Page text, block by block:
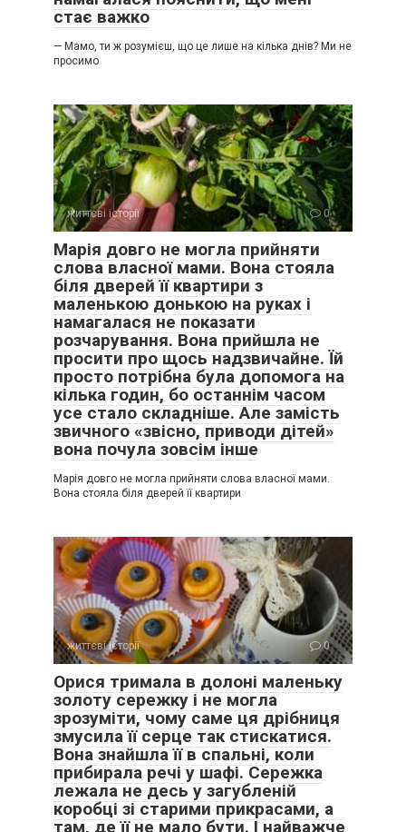
стає важко
— Мамо, ти ж розумієш, що це лише на кілька днів? Ми не
просимо
життєві історії 0
Марія довго не могла прийняти
слова власної мами. Вона стояла
біля дверей її квартири з
маленькою донькою на руках і
намагалася не показати
розчарування. Вона прийшла не
просити про щось надзвичайне. Їй
просто потрібна була допомога на
кілька годин, бо останнім часом
усе стало складніше. Але замість
звичного «звісно, приводи дітей»
вона почула зовсім інше
Марія довго не могла прийняти слова власної мами.
Вона стояла біля дверей її квартири
життєві історії 0
Орися тримала в долоні маленьку
золоту сережку і не могла
зрозуміти, чому саме ця дрібниця
змусила її серце так стискатися.
Вона знайшла її в спальні, коли
прибирала речі у шафі. Сережка
лежала не десь у загубленій
коробці зі старими прикрасами, а
там, де її не мало бути. І найважче